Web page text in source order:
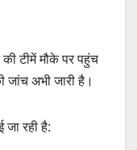
टीमें मौके पर पहुंच
अभी जारी है।
रही है: